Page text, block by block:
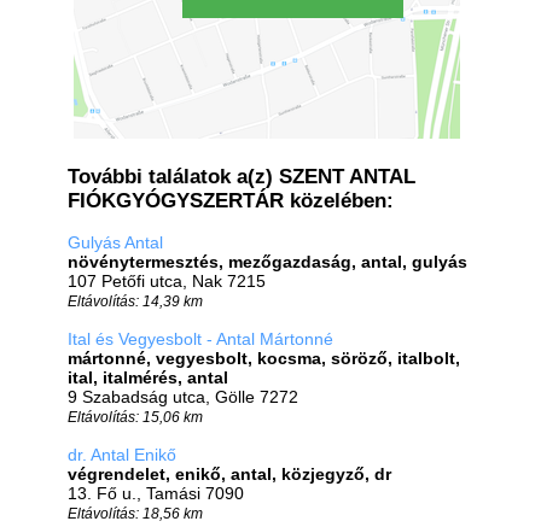
További találatok a(z) SZENT ANTAL
FIÓKGYÓGYSZERTÁR közelében:
Gulyás Antal
növénytermesztés, mezőgazdaság, antal, gulyás
107 Petőfi utca, Nak 7215
Eltávolítás: 14,39 km
Ital és Vegyesbolt - Antal Mártonné
mártonné, vegyesbolt, kocsma, söröző, italbolt,
ital, italmérés, antal
9 Szabadság utca, Gölle 7272
Eltávolítás: 15,06 km
dr. Antal Enikő
végrendelet, enikő, antal, közjegyző, dr
13. Fő u., Tamási 7090
Eltávolítás: 18,56 km